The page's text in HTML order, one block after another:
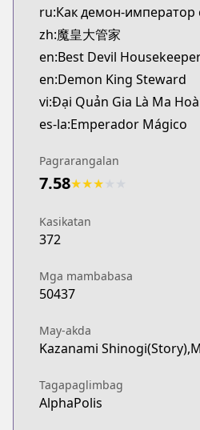
ru:Как демон-император
zh:魔皇大管家
en:Best Devil
en:Demon King Steward
vi:Đại Quản Gia Là Ma
es-la:Emperador Mágico
Pagrarangalan
7.58★★★
Kasikatan
372
Mga mambabasa
50437
May-akda
Kazanami
Tagapaglimbag
AlphaPolis